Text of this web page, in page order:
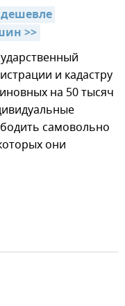
дешевле
>>
и кадастру
на 50 тысяч
самовольно
они